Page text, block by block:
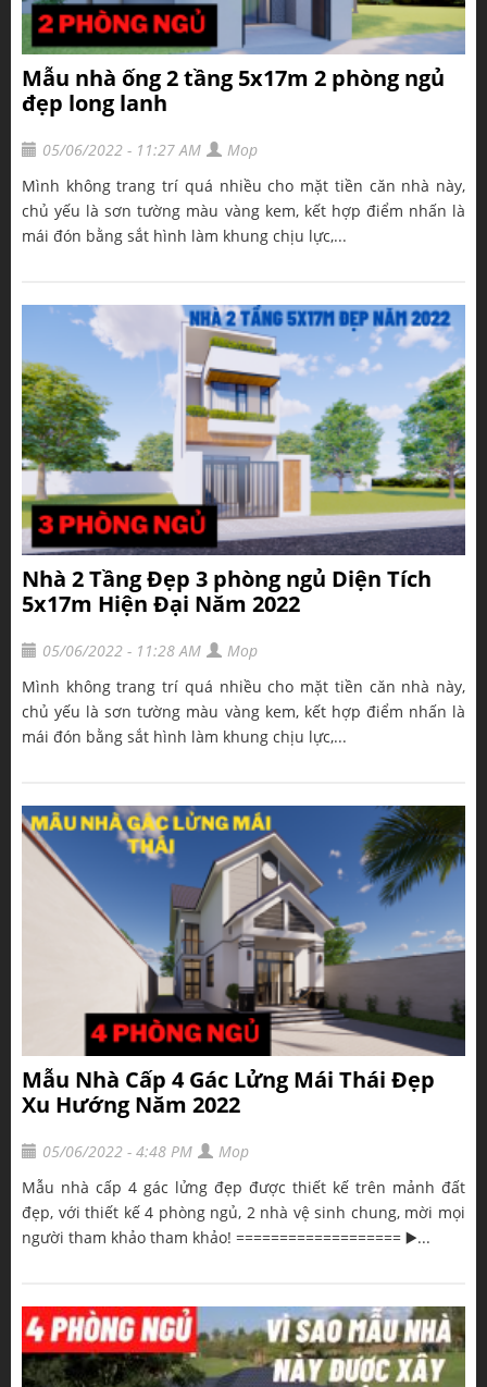
Mẫu nhà ống 2 tầng 5x17m 2 phòng ngủ
đẹp long lanh
05/06/2022 - 11:27 AM
Mop
Mình không trang trí quá nhiều cho mặt tiền căn nhà này,
chủ yếu là sơn tường màu vàng kem, kết hợp điểm nhấn là
mái đón bằng sắt hình làm khung chịu lực,...
Nhà 2 Tầng Đẹp 3 phòng ngủ Diện Tích
5x17m Hiện Đại Năm 2022
05/06/2022 - 11:28 AM
Mop
Mình không trang trí quá nhiều cho mặt tiền căn nhà này,
chủ yếu là sơn tường màu vàng kem, kết hợp điểm nhấn là
mái đón bằng sắt hình làm khung chịu lực,...
Mẫu Nhà Cấp 4 Gác Lửng Mái Thái Đẹp
Xu Hướng Năm 2022
05/06/2022 - 4:48 PM
Mop
Mẫu nhà cấp 4 gác lửng đẹp được thiết kế trên mảnh đất
đẹp, với thiết kế 4 phòng ngủ, 2 nhà vệ sinh chung, mời mọi
người tham khảo tham khảo! =================== ▶️...